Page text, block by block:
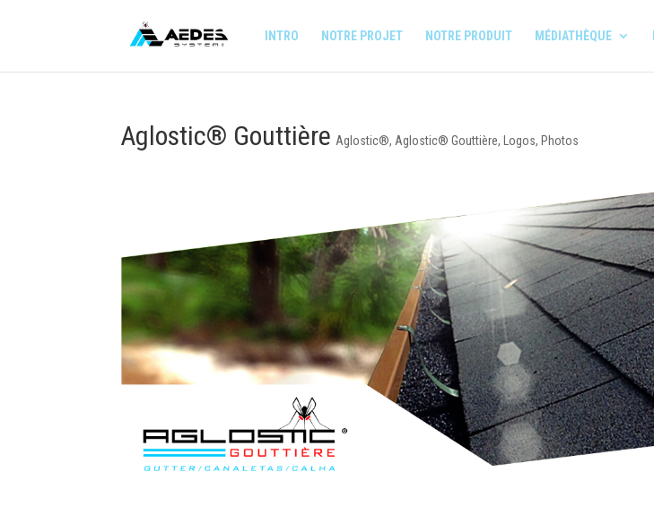
INTRO NOTRE PROJET NOTRE PRODUIT MÉDIATHÈQUE
Aglostic® Gouttière Aglostic®, Aglostic® Gouttière, Logos, Photos